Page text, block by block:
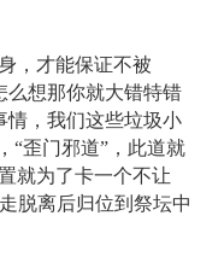
，才能保证不被
么想那你就大错特错
情，我们这些垃圾小
“歪门邪道”，此道就
就为了卡一个不让
脱离后归位到祭坛中